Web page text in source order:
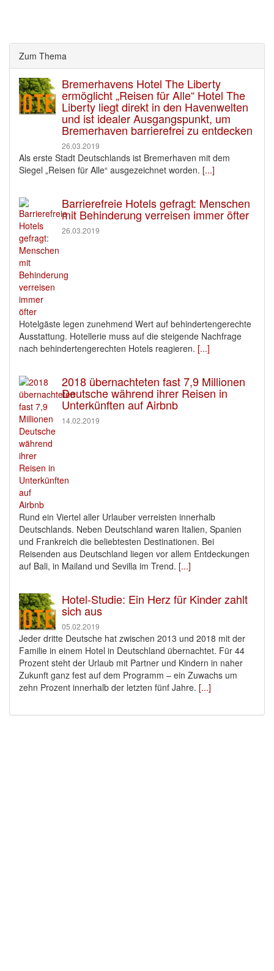
Zum Thema
Bremerhavens Hotel The Liberty
ermöglicht „Reisen für Alle“ Hotel The
Liberty liegt direkt in den Havenwelten
und ist idealer Ausgangspunkt, um
Bremerhaven barrierefrei zu entdecken
26.03.2019
Als erste Stadt Deutschlands ist Bremerhaven mit dem
Siegel „Reisen für Alle“ ausgezeichnet worden. [...]
Barrierefreie Hotels gefragt: Menschen
mit Behinderung verreisen immer öfter
26.03.2019
Hotelgäste legen zunehmend Wert auf behindertengerechte
Ausstattung. Hotellerie muss auf die steigende Nachfrage
nach behindertengerechten Hotels reagieren. [...]
2018 übernachteten fast 7,9 Millionen
Deutsche während ihrer Reisen in
Unterkünften auf Airbnb
14.02.2019
Rund ein Viertel aller Urlauber verreisten innerhalb
Deutschlands. Neben Deutschland waren Italien, Spanien
und Frankreich die beliebtesten Destinationen. Bei
Reisenden aus Deutschland liegen vor allem Entdeckungen
auf Bali, in Mailand und Sevilla im Trend. [...]
Hotel-Studie: Ein Herz für Kinder zahlt
sich aus
05.02.2019
Jeder dritte Deutsche hat zwischen 2013 und 2018 mit der
Familie in einem Hotel in Deutschland übernachtet. Für 44
Prozent steht der Urlaub mit Partner und Kindern in naher
Zukunft ganz fest auf dem Programm – ein Zuwachs um
zehn Prozent innerhalb der letzten fünf Jahre. [...]